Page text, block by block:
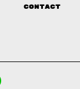
Contact